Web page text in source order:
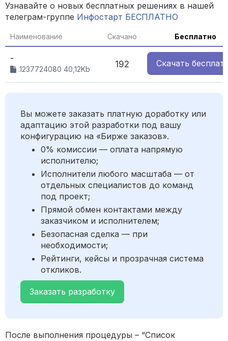
Узнавайте о новых бесплатных решениях в нашей
телеграм-группе Инфостарт БЕСПЛАТНО
Наименование Скачано Бесплатно
-
.1237724080 40,12Kb 192 Скачать
Вы можете заказать платную доработку или
адаптацию этой разработки под вашу
конфигурацию на «Бирже заказов».
0% комиссии — оплата напрямую
исполнителю;
Исполнители любого масштаба — от
отдельных специалистов до команд
под проект;
Прямой обмен контактами между
заказчиком и исполнителем;
Безопасная сделка — при
необходимости;
Рейтинги, кейсы и прозрачная система
откликов.
Заказать разработку
После выполнения процедуры – “Список